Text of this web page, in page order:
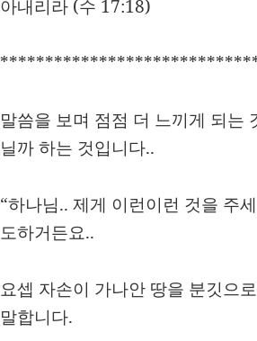
아내리라 (수 17:18)
말씀을 보며 점점 더 느끼게 되는
닐까 하는 것입니다..
“하나님.. 제게 이런이런 것을 주
도하거든요..
요셉 자손이 가나안 땅을 분깃으
말합니다.